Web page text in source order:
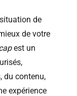
de
de votre
est un
du contenu,
expérience